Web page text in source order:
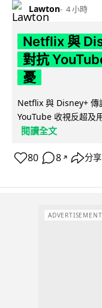
Lawton 4 小時
Netflix 與
對抗
憂
Netflix 與 Disney+ 傳
YouTube 收視反超及
閱讀全文
80 8 ↗ 分享
ADVERTISEMENT